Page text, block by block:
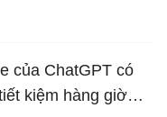
của ChatGPT có
kiệm hàng giờ